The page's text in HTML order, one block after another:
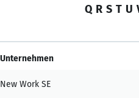
Q R S T U
Unternehmen
New Work SE